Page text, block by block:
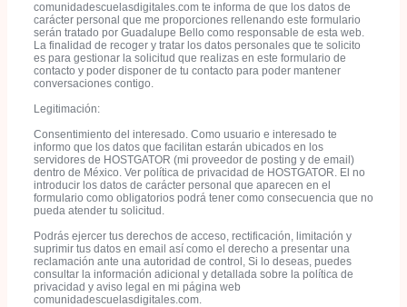
comunidadescuelasdigitales.com te informa de que los datos de
carácter personal que me proporciones rellenando este formulario
serán tratado por Guadalupe Bello como responsable de esta web.
La finalidad de recoger y tratar los datos personales que te solicito
es para gestionar la solicitud que realizas en este formulario de
contacto y poder disponer de tu contacto para poder mantener
conversaciones contigo.
Legitimación:
Consentimiento del interesado. Como usuario e interesado te
informo que los datos que facilitan estarán ubicados en los
servidores de HOSTGATOR (mi proveedor de posting y de email)
dentro de México. Ver política de privacidad de HOSTGATOR. El no
introducir los datos de carácter personal que aparecen en el
formulario como obligatorios podrá tener como consecuencia que no
pueda atender tu solicitud.
Podrás ejercer tus derechos de acceso, rectificación, limitación y
suprimir tus datos en email así como el derecho a presentar una
reclamación ante una autoridad de control, Si lo deseas, puedes
consultar la información adicional y detallada sobre la política de
privacidad y aviso legal en mi página web
comunidadescuelasdigitales.com.